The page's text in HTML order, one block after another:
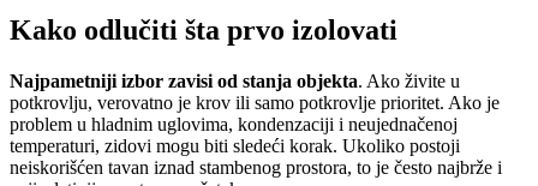
Kako odlučiti šta prvo izolovati
Najpametniji izbor zavisi od stanja objekta. Ako živite u
potkrovlju, verovatno je krov ili samo potkrovlje prioritet. Ako je
problem u hladnim uglovima, kondenzaciji i neujednačenoj
temperaturi, zidovi mogu biti sledeći korak. Ukoliko postoji
neiskorišćen tavan iznad stambenog prostora, to je često najbrže i